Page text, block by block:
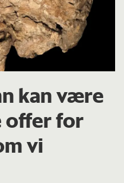
kan være
offer for
vi